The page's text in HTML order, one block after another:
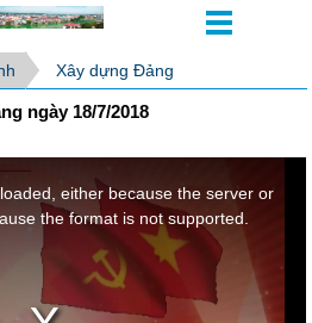
Xây dựng Đảng
ngày 18/7/2018